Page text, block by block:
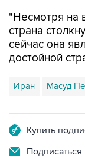
"Несмотря на
страна
сейчас она
достойной
Иран Масуд
Купить
Подписаться